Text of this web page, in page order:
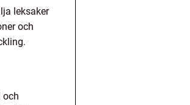
leksaker
och
och